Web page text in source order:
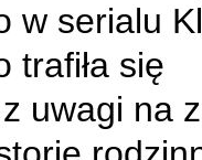
w serialu
trafiła się
uwagi na